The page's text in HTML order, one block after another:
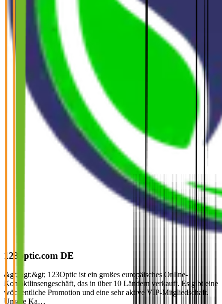
123optic.com DE
&gt;&gt;&gt; 123Optic ist ein großes europäisches Online-
Kontaktlinsengeschäft, das in über 10 Ländern verkauft. Es gibt eine
wöchentliche Promotion und eine sehr aktive VIP-Mitgliedschaft.
Unsere Ka…